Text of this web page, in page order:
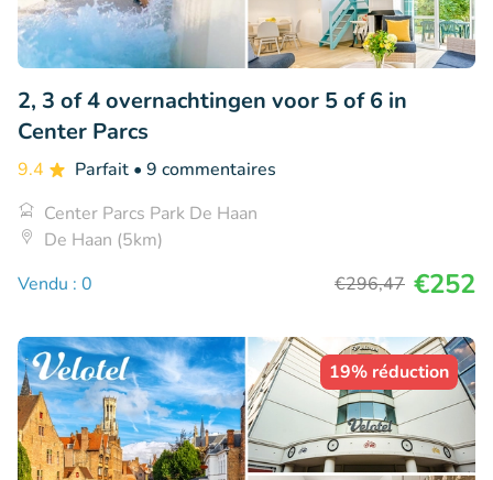
2, 3 of 4 overnachtingen voor 5 of 6 in
Center Parcs
9.4 Parfait • 9 commentaires
Center Parcs Park De Haan
De Haan (5km)
Vendu : 0
€296,47 €252
19% réduction